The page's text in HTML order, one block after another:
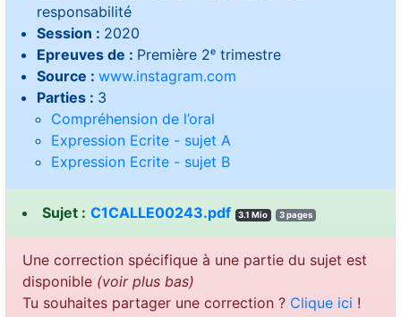
responsabilité
Session : 2020
Epreuves de : Première 2ᵉ trimestre
Source : www.instagram.com
Parties : 3
Compréhension de l’oral
Expression Ecrite - sujet A
Expression Ecrite - sujet B
Sujet : C1CALLE00243.pdf 3.1 Mio 3 pages
Une correction spécifique à une partie du sujet est
disponible (voir plus bas)
Tu souhaites partager une correction ? Clique ici !